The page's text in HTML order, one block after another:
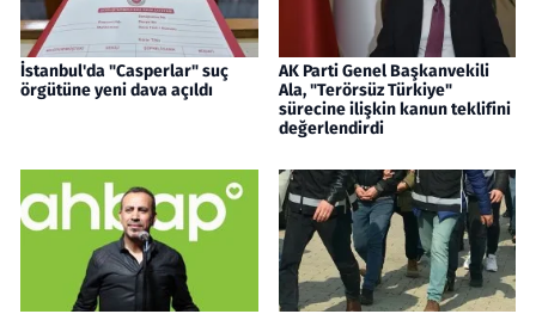
İstanbul'da "Casperlar" suç
örgütüne yeni dava açıldı
AK Parti Genel Başkanvekili
Ala, "Terörsüz Türkiye"
sürecine ilişkin kanun teklifini
değerlendirdi